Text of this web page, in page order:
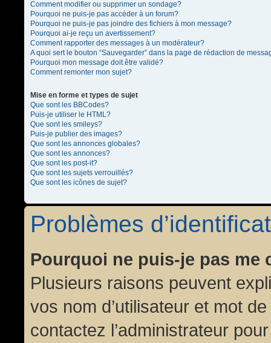
Comment modifier ou supprimer un sondage?
Pourquoi ne puis-je pas accéder à un forum?
Pourquoi ne puis-je pas joindre des fichiers à mon message?
Pourquoi ai-je reçu un avertissement?
Comment rapporter des messages à un modérateur?
A quoi sert le bouton “Sauvegarder” dans la page de rédaction de
Pourquoi mon message doit être validé?
Comment remonter mon sujet?
Mise en forme et types de sujet
Que sont les BBCodes?
Puis-je utiliser le HTML?
Que sont les smileys?
Puis-je publier des images?
Que sont les annonces globales?
Que sont les annonces?
Que sont les post-it?
Que sont les sujets verrouillés?
Que sont les icônes de sujet?
Problèmes
Pourquoi ne puis-je pas me
Plusieurs raisons peuvent
vos nom d’utilisateur et mot
contactez l’administrateur